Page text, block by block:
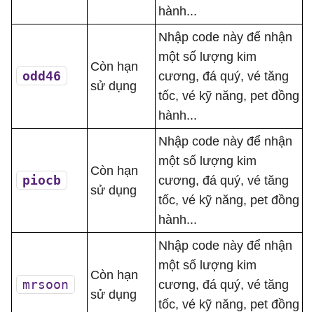
hành...
odd46
Còn hạn
sử dụng
Nhập code này để nhận
một số lượng kim
cương, đá quý, vé tăng
tốc, vé kỹ năng, pet đồng
hành...
piocb
Còn hạn
sử dụng
Nhập code này để nhận
một số lượng kim
cương, đá quý, vé tăng
tốc, vé kỹ năng, pet đồng
hành...
mrsoon
Còn hạn
sử dụng
Nhập code này để nhận
một số lượng kim
cương, đá quý, vé tăng
tốc, vé kỹ năng, pet đồng